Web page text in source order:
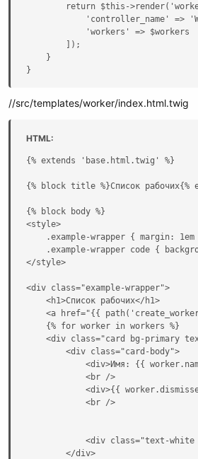
return $this-
'controller_name' =>
            'workers' => $workers
        ]);
    }
}
//src/templates/worker/index.html.twig
HTML:
{% extends 'base.html.twig' %}
{% block title %}Список рабочих{%
{% block body %}
<style>
.example-wrapper { margin:
.example-wrapper code {
</style>
<div class="example-wrapper">
    <h1>Список рабочих</h1>
<a href="{{
    {% for worker in workers %}
<div class="card bg-primary
        <div class="card-body">
<div>Имя: {{
            <br />
<div>{{
            <br />
<div class="text-
        </div>